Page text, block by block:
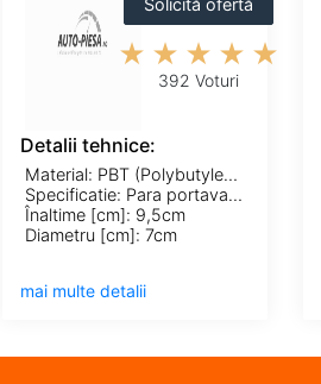
Solicită ofertă
392 Voturi
Detalii tehnice:
Material: PBT (Polybutylenterephthalat); PE (polietilena)
Specificatie: Para portavasos
Înaltime [cm]: 9,5cm
Diametru [cm]: 7cm
mai multe detalii